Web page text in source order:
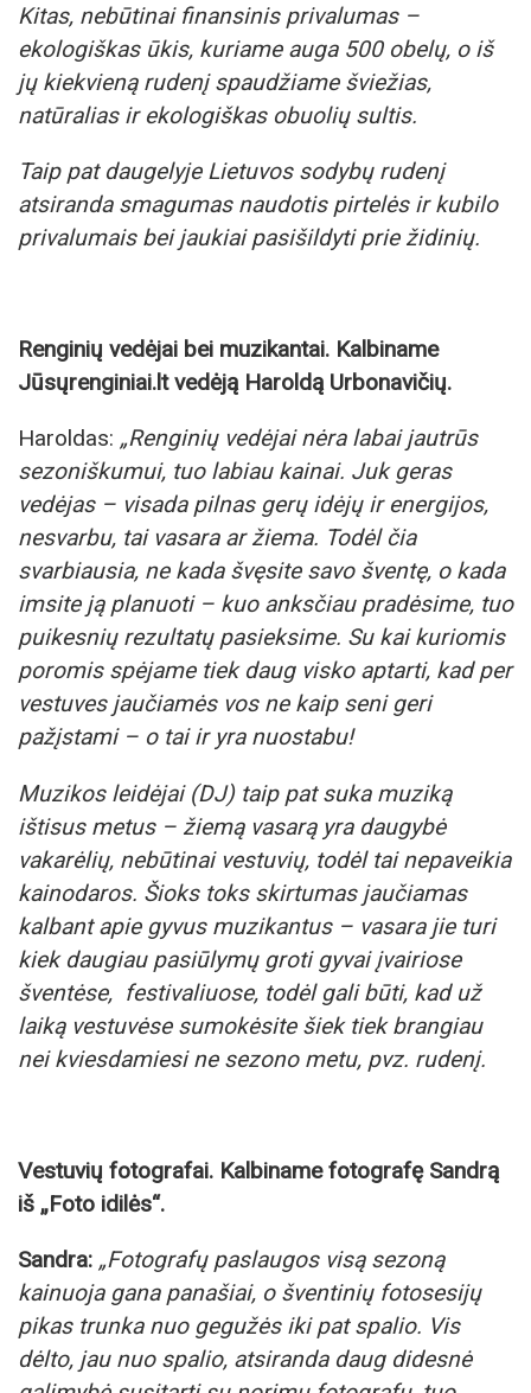
Kitas, nebūtinai finansinis privalumas –
ekologiškas ūkis, kuriame auga 500 obelų, o iš
jų kiekvieną rudenį spaudžiame šviežias,
natūralias ir ekologiškas obuolių sultis.
Taip pat daugelyje Lietuvos sodybų rudenį
atsiranda smagumas naudotis pirtelės ir kubilo
privalumais bei jaukiai pasišildyti prie židinių.
Renginių vedėjai bei muzikantai. Kalbiname
Jūsųrenginiai.lt vedėją Haroldą Urbonavičių.
Haroldas: „Renginių vedėjai nėra labai jautrūs
sezoniškumui, tuo labiau kainai. Juk geras
vedėjas – visada pilnas gerų idėjų ir energijos,
nesvarbu, tai vasara ar žiema. Todėl čia
svarbiausia, ne kada švęsite savo šventę, o kada
imsite ją planuoti – kuo anksčiau pradėsime, tuo
puikesnių rezultatų pasieksime. Su kai kuriomis
poromis spėjame tiek daug visko aptarti, kad per
vestuves jaučiamės vos ne kaip seni geri
pažįstami – o tai ir yra nuostabu!
Muzikos leidėjai (DJ) taip pat suka muziką
ištisus metus – žiemą vasarą yra daugybė
vakarėlių, nebūtinai vestuvių, todėl tai nepaveikia
kainodaros. Šioks toks skirtumas jaučiamas
kalbant apie gyvus muzikantus – vasara jie turi
kiek daugiau pasiūlymų groti gyvai įvairiose
šventėse, festivaliuose, todėl gali būti, kad už
laiką vestuvėse sumokėsite šiek tiek brangiau
nei kviesdamiesi ne sezono metu, pvz. rudenį.
Vestuvių fotografai. Kalbiname fotografę Sandrą
iš „Foto idilės“.
Sandra: „Fotografų paslaugos visą sezoną
kainuoja gana panašiai, o šventinių fotosesijų
pikas trunka nuo gegužės iki pat spalio. Vis
dėlto, jau nuo spalio, atsiranda daug didesnė